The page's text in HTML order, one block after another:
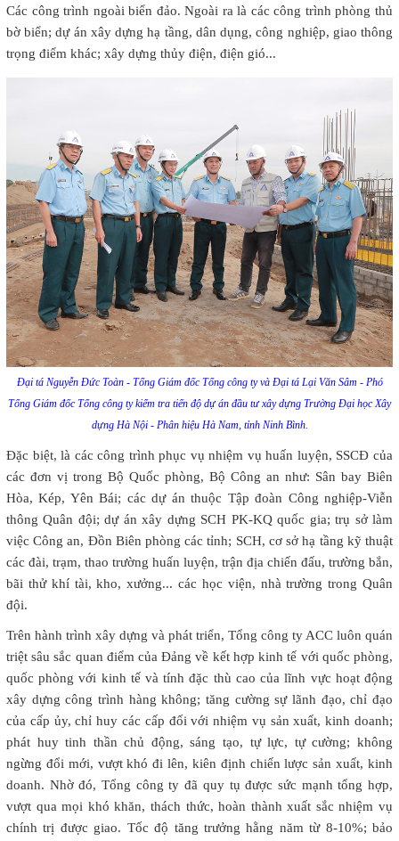
Các công trình ngoài biển đảo. Ngoài ra là các công trình phòng thủ
bờ biển; dự án xây dựng hạ tầng, dân dụng, công nghiệp, giao thông
trọng điểm khác; xây dựng thủy điện, điện gió...
Đại tá Nguyễn Đức Toàn - Tổng Giám đốc Tổng công ty và Đại tá Lại Văn Sâm - Phó
Tổng Giám đốc Tổng công ty kiểm tra tiến độ dự án đầu tư xây dựng Trường Đại học Xây
dựng Hà Nội - Phân hiệu Hà Nam, tỉnh Ninh Bình.
Đặc biệt, là các công trình phục vụ nhiệm vụ huấn luyện, SSCĐ của
các đơn vị trong Bộ Quốc phòng, Bộ Công an như: Sân bay Biên
Hòa, Kép, Yên Bái; các dự án thuộc Tập đoàn Công nghiệp-Viễn
thông Quân đội; dự án xây dựng SCH PK-KQ quốc gia; trụ sở làm
việc Công an, Đồn Biên phòng các tỉnh; SCH, cơ sở hạ tầng kỹ thuật
các đài, trạm, thao trường huấn luyện, trận địa chiến đấu, trường bắn,
bãi thử khí tài, kho, xưởng... các học viện, nhà trường trong Quân
đội.
Trên hành trình xây dựng và phát triển, Tổng công ty ACC luôn quán
triệt sâu sắc quan điểm của Đảng về kết hợp kinh tế với quốc phòng,
quốc phòng với kinh tế và tính đặc thù cao của lĩnh vực hoạt động
xây dựng công trình hàng không; tăng cường sự lãnh đạo, chỉ đạo
của cấp ủy, chỉ huy các cấp đối với nhiệm vụ sản xuất, kinh doanh;
phát huy tinh thần chủ động, sáng tạo, tự lực, tự cường; không
ngừng đổi mới, vượt khó đi lên, kiên định chiến lược sản xuất, kinh
doanh. Nhờ đó, Tổng công ty đã quy tụ được sức mạnh tổng hợp,
vượt qua mọi khó khăn, thách thức, hoàn thành xuất sắc nhiệm vụ
chính trị được giao. Tốc độ tăng trưởng hằng năm từ 8-10%; bảo